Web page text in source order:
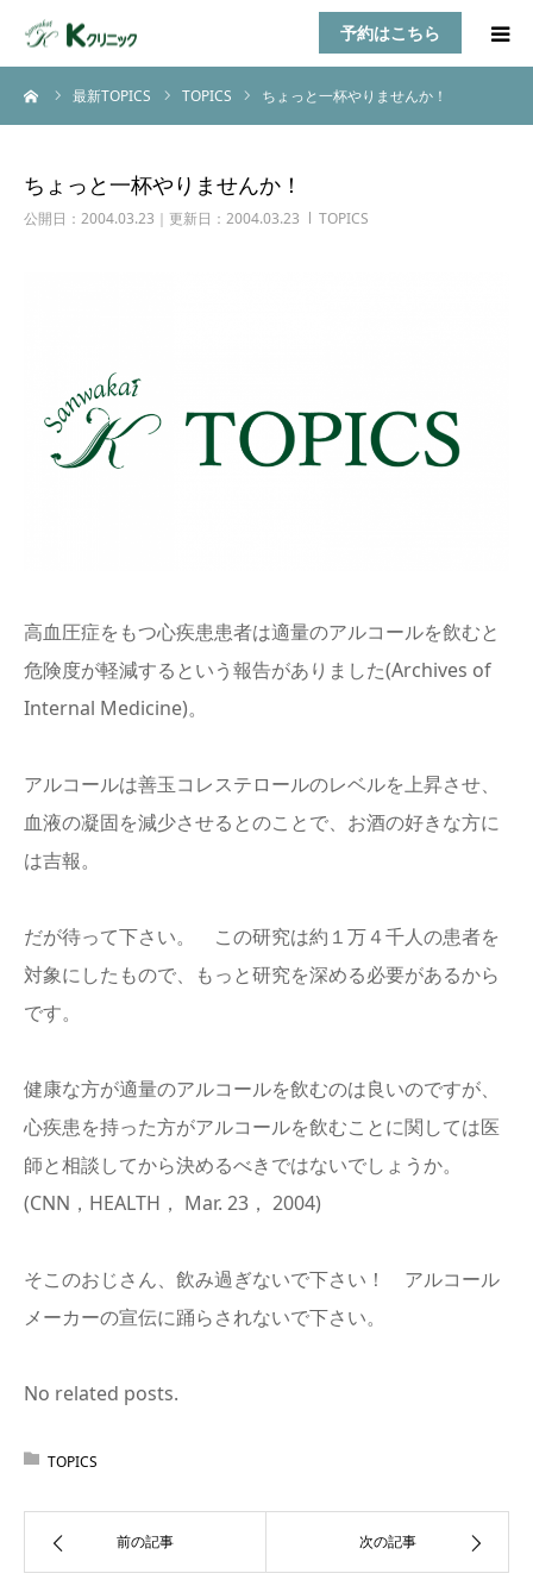
予約はこちら
最新TOPICS TOPICS ちょっと一杯やりませんか！
ちょっと一杯やりませんか！
公開日：2004.03.23｜更新日：2004.03.23 TOPICS
高血圧症をもつ心疾患患者は適量のアルコールを飲むと
危険度が軽減するという報告がありました(Archives of
Internal Medicine)。
アルコールは善玉コレステロールのレベルを上昇させ、
血液の凝固を減少させるとのことで、お酒の好きな方に
は吉報。
だが待って下さい。 この研究は約１万４千人の患者を
対象にしたもので、もっと研究を深める必要があるから
です。
健康な方が適量のアルコールを飲むのは良いのですが、
心疾患を持った方がアルコールを飲むことに関しては医
師と相談してから決めるべきではないでしょうか。
(CNN，HEALTH， Mar. 23， 2004)
そこのおじさん、飲み過ぎないで下さい！ アルコール
メーカーの宣伝に踊らされないで下さい。
No related posts.
TOPICS
前の記事 次の記事
HOME
TOPICS
アクセス